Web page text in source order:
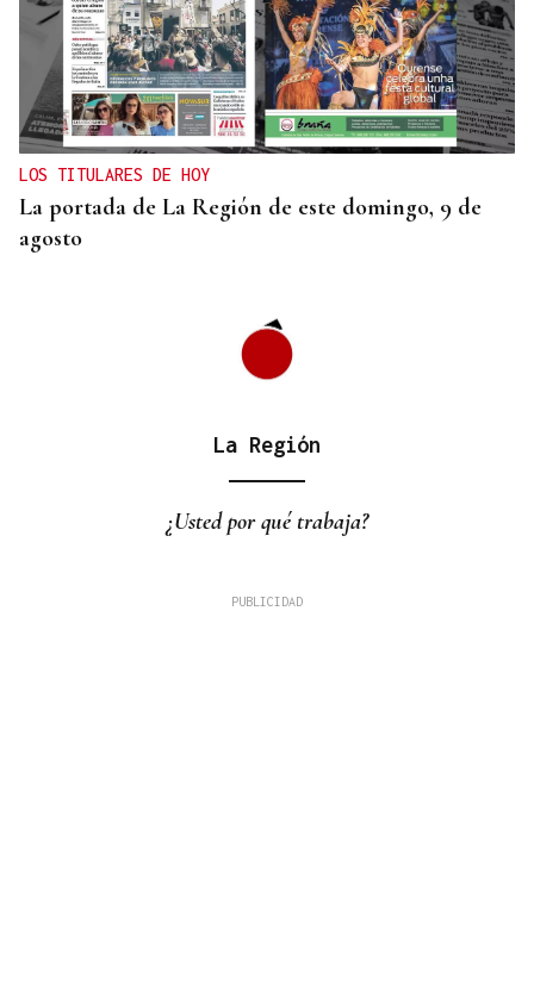
LOS TITULARES DE HOY
La portada de La Región de este domingo, 9 de
agosto
La Región
¿Usted por qué trabaja?